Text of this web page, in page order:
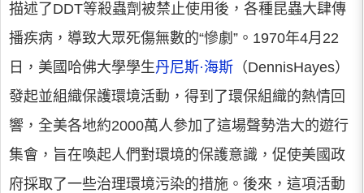
描述了DDT等殺蟲劑被禁止使用後，各種昆蟲大肆傳
播疾病，導致大眾死傷無數的“慘劇”。1970年4月22
日，美國哈佛大學學生丹尼斯·海斯 （DennisHayes）
發起並組織保護環境活動，得到了環保組織的熱情回
響，全美各地約2000萬人參加了這場聲勢浩大的遊行
集會，旨在喚起人們對環境的保護意識，促使美國政
府採取了一些治理環境污染的措施。後來，這項活動